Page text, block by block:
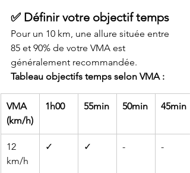
✅ Définir votre objectif temps
Pour un 10 km, une allure située entre
85 et 90% de votre VMA est
généralement recommandée.
Tableau objectifs temps selon VMA :
VMA
(km/h)
1h00 55min 50min 45min
12
km/h
✓ ✓ - -